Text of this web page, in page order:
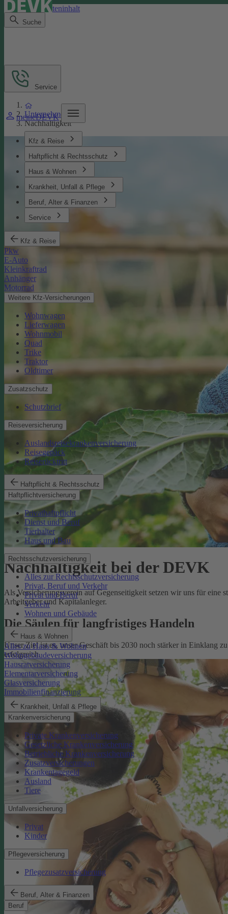
Direkt zum Seiteninhalt
Suche
meineDEVK
Kfz & Reise
Haftpflicht & Rechtsschutz
Haus & Wohnen
Krankheit, Unfall & Pflege
Beruf, Alter & Finanzen
Service
Kfz & Reise
Pkw
E-Auto
Kleinkraftrad
Anhänger
Motorrad
Weitere Kfz-Versicherungen
Wohnwagen
Lieferwagen
Wohnmobil
Quad
Trike
Traktor
Oldtimer
Zusatzschutz
Schutzbrief
Reiseversicherung
Auslandsreisekrankenversicherung
Reisegepäck
Reiserücktritt
Haftpflicht & Rechtsschutz
Haftpflichtversicherung
Privathaftpflicht
Dienst und Beruf
Tierhalter
Haus und Bau
Rechtsschutzversicherung
Alles zur Rechtsschutzversicherung
Privat, Beruf und Verkehr
Privat und Beruf
Verkehr
Wohnen und Gebäude
Haus & Wohnen
Alles zu Haus & Wohnen
Wohngebäudeversicherung
Hausratversicherung
Elementarversicherung
Glasversicherung
Immobilienfinanzierung
Krankheit, Unfall & Pflege
Krankenversicherung
Private Krankenversicherung
Gesetzliche Krankenversicherung
Betriebliche Krankenversicherung
Zusatzversicherungen
Krankentagegeld
Ausland
Tiere
Unfallversicherung
Privat
Kinder
Pflegeversicherung
Pflegezusatzversicherung
Beruf, Alter & Finanzen
Beruf
Service
Unternehmen
Nachhaltigkeit
Nachhaltigkeit bei der DEVK
Als Versicherungsverein auf Gegenseitigkeit setzen wir uns für eine
Arbeitgeber und Kapitalanleger.
Die Säulen für langfristiges Handeln
Unser Ziel ist es, unser Geschäft bis 2030 noch stärker in Einklang
erfolgreich.